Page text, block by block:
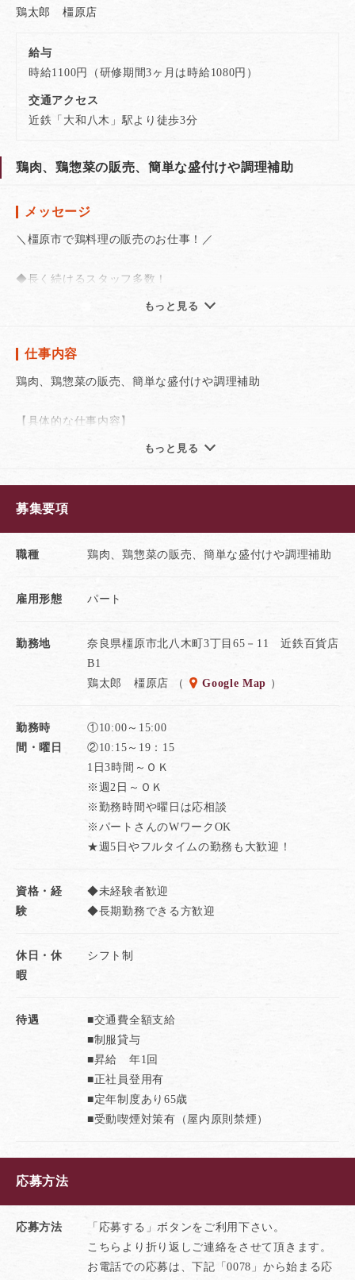
鶏太郎 橿原店
給与
時給1100円（研修期間3ヶ月は時給1080円）
交通アクセス
近鉄「大和八木」駅より徒歩3分
鶏肉、鶏惣菜の販売、簡単な盛付けや調理補助
メッセージ
＼橿原市で鶏料理の販売のお仕事！／
◆長く続けるスタッフ多数！
◆販売未経験でも歓迎します！
◆都合に合わせて好きな時間で働ける♪
未経験でも笑顔があれば大丈夫です！
もっと見る
仕事内容
鶏肉、鶏惣菜の販売、簡単な盛付けや調理補助
【具体的な仕事内容】
鶏肉、鶏惣菜の量り売り、パック商品の販売
オリジナル商品にあります。
あなたも一緒に届けてみませんか。
また「働く人」を大切にする企業風土のもとで
正社員・パート・アルバイトの垣根なく
イキイキと活躍できるのも当社ならではの特色。
良い職場だからこそ、良い味が生まれ
お客様との信頼関係が生まれています。
販売職の原点でやりがいを感じてみて下さい。
もっと見る
募集要項
職種 鶏肉、鶏惣菜の販売、簡単な盛付けや調理補助
雇用形態 パート
勤務地
奈良県橿原市北八木町3丁目65－11 近鉄百貨店
B1
鶏太郎 橿原店 （
Google Map ）
勤務時
間・曜日
①10:00～15:00
②10:15～19：15
1日3時間～ＯＫ
※週2日～ＯＫ
※勤務時間や曜日は応相談
※パートさんのWワークOK
★週5日やフルタイムの勤務も大歓迎！
資格・経
験
◆未経験者歓迎
◆長期勤務できる方歓迎
休日・休
暇
シフト制
待遇
■交通費全額支給
■制服貸与
■昇給 年1回
■正社員登用有
■定年制度あり65歳
■受動喫煙対策有（屋内原則禁煙）
応募方法
応募方法
「応募する」ボタンをご利用下さい。
こちらより折り返しご連絡をさせて頂きます。
お電話での応募は、下記「0078」から始まる応